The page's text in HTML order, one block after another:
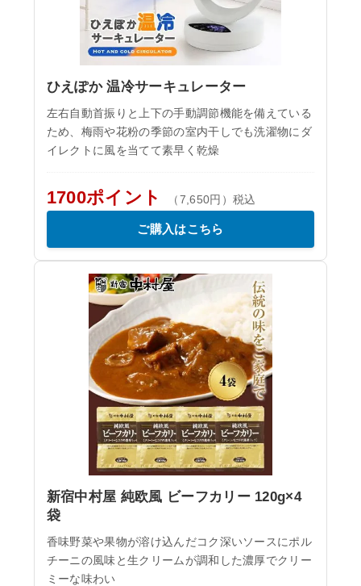
ひえぽか 温冷サーキュレーター
左右自動首振りと上下の手動調節機能を備えている
ため、梅雨や花粉の季節の室内干しでも洗濯物にダ
イレクトに風を当てて素早く乾燥
1700ポイント （7,650円）税込
ご購入はこちら
新宿中村屋 純欧風 ビーフカリー 120g×4
袋
香味野菜や果物が溶け込んだコク深いソースにポル
チーニの風味と生クリームが調和した濃厚でクリー
ミーな味わい